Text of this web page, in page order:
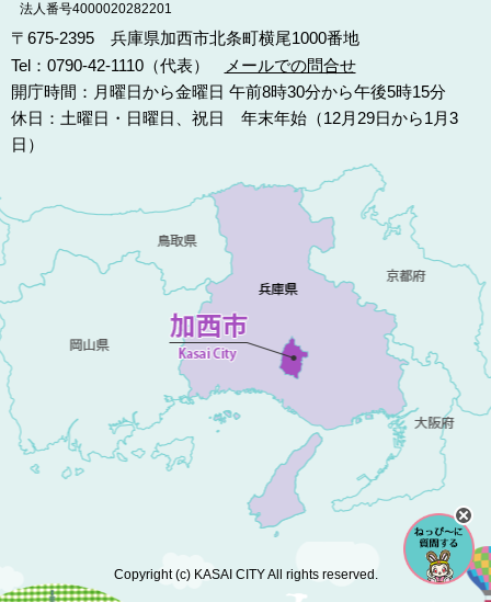
法人番号4000020282201
〒675-2395 兵庫県加西市北条町横尾1000番地
Tel：0790-42-1110（代表）
メールでの問合せ
開庁時間：月曜日から金曜日 午前8時30分から午後5時15分
休日：土曜日・日曜日、祝日 年末年始（12月29日から1月3
日）
Copyright (c) KASAI CITY All rights reserved.